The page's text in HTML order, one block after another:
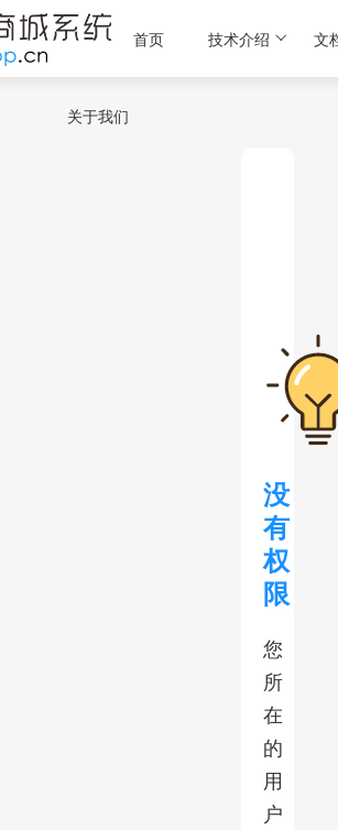
首页 技术介绍 文
关于我们
没
有
权
限
您
所
在
的
用
户